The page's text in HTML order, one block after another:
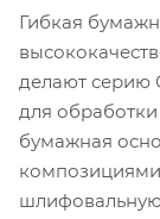
Гибкая
делают серию
для
бумажная